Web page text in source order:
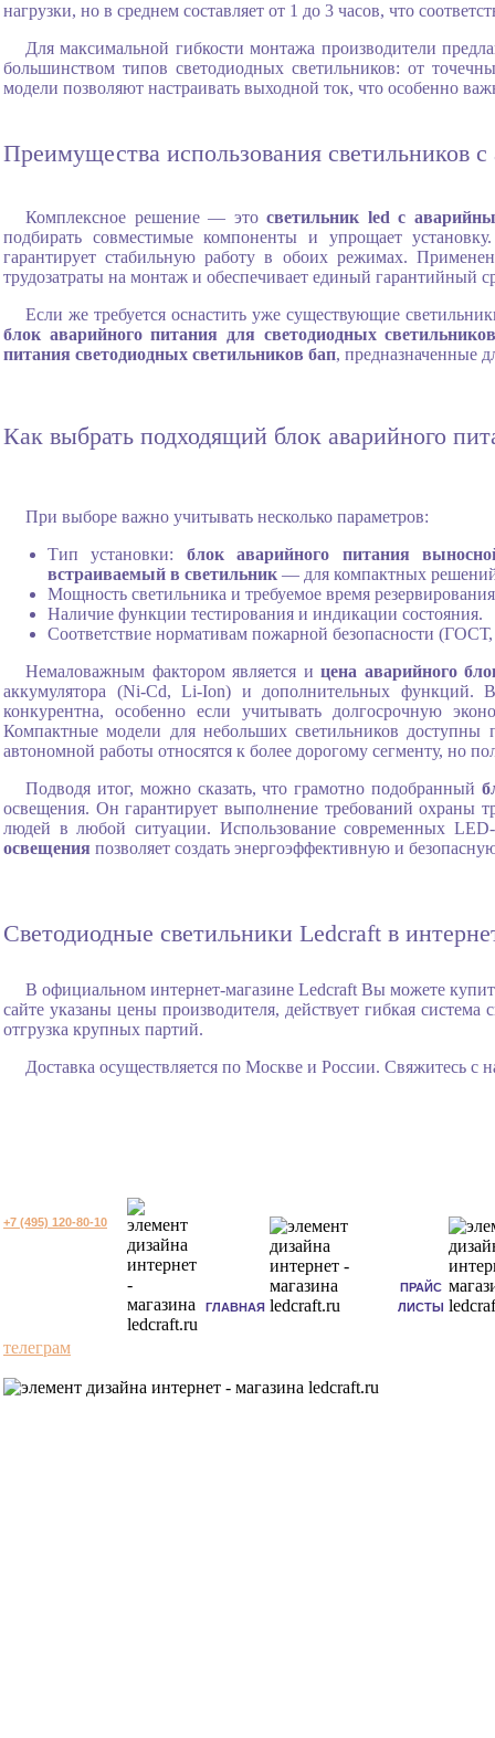
нагрузки, но в среднем составляет от 1 до 3 часов, что
Для максимальной гибкости монтажа производители
большинством типов светодиодных светильников: от
модели позволяют настраивать выходной ток, что особенно
Преимущества использования светильников
Комплексное решение — этосветильник led с
подбирать совместимые компоненты и упрощает
гарантирует стабильную работу в обоих режимах.
трудозатраты на монтаж и обеспечивает единый гарантийный
Если же требуется оснастить уже существующие
блок аварийного питания для светодиодных
питания светодиодных светильников бап, предназначенные
Как выбрать подходящий блок аварийного
При выборе важно учитывать несколько параметров:
Тип установки: блок аварийного питания
встраиваемый в светильник — для компактных
Мощность светильника и требуемое время
Наличие функции тестирования и индикации состояния.
Соответствие нормативам пожарной безопасности
Немаловажным фактором является ицена аварийного
аккумулятора (Ni-Cd, Li-Ion) и дополнительных функций.
конкурентна, особенно если учитывать долгосрочную
Компактные модели для небольших светильников
автономной работы относятся к более дорогому сегменту, но
Подводя итог, можно сказать, что грамотно подобранный
освещения. Он гарантирует выполнение требований охраны
людей в любой ситуации. Использование современных
освещения позволяет создать энергоэффективную и
Светодиодные светильники Ledcraft в
В официальном интернет-магазине Ledcraft Вы можете
сайте указаны цены производителя, действует гибкая
отгрузка крупных партий.
Доставка осуществляется по Москве и России. Свяжитесь
+7 (495) 120-80-10
ГЛАВНАЯ
ПРАЙС
ЛИСТЫ
телеграм